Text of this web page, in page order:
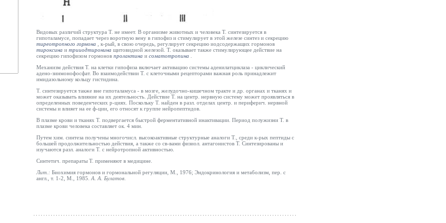
Видовых различий структура Т. не имеет. В организме животных и человека Т. синтезируется в
гипоталамусе, попадает через воротную вену в гипофиз и стимулирует в этой железе синтез и секрецию
тиреотропного гормона
к-рый, в свою очередь, регулирует секрецию иодсодержащих гормонов
тироксина и трииодтиронина щитовидной железой. Т. оказывает также стимулирующее действие на
секрецию гипофизом гормонов пролактина и соматотропина
Механизм действия Т. на клетки гипофиза включает активацию системы аденилатциклаза - циклический
адено-зинмонофосфат. Во взаимодействии Т. с клеточными рецепторами важная роль принадлежит
имидазольному кольцу гистидина.
Т. синтезируется также вне гипоталамуса - в мозге, желудочно-кишечном тракте и др. органах и тканях и
может оказывать влияние на их деятельность. Действие Т. на центр. нервную систему может проявляться в
определенных поведенческих р-циях. Поскольку Т. найден в разл. отделах центр. и периферич. нервной
системы и влияет на ее ф-ции, его относят к группе нейропептидов.
В плазме крови и тканях Т. подвергается быстрой ферментативной инактивации. Период полужизни Т. в
плазме крови человека составляет ок. 4 мин.
Путем хим. синтеза получены многочисл. высокоактивные структурные аналоги Т., среди к-рых пептиды с
большей продолжительностью действия, а также со св-вами физиол. антагонистов Т. Синтезированы и
изучаются разл. аналоги Т. с нейротропной активностью.
Синтетич. препараты Т. применяют в медицине.
Лит.: Биохимия гормонов и гормональной регуляции, М., 1976; Эндокринология и метаболизм, пер. с
англ., т. 1-2, М., 1985. А. А. Булатов